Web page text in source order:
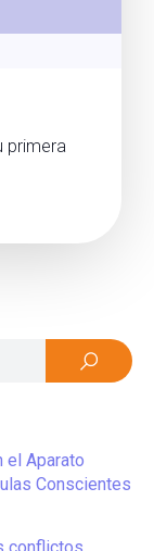
primera
el Aparato
Conscientes